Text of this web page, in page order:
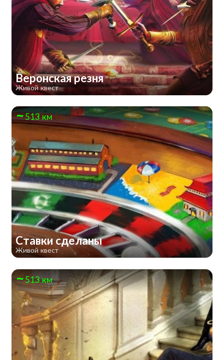
Веронская резня
Живой квест
513 км
Ставки сделаны
Живой квест
513 км